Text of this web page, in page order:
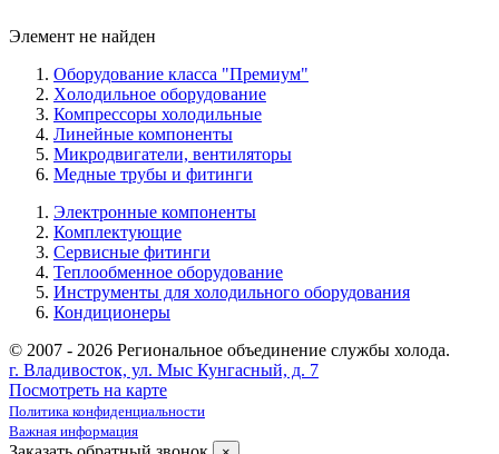
Элемент не найден
Оборудование класса "Премиум"
Xолодильное оборудование
Компрессоры холодильные
Линейные компоненты
Микродвигатели, вентиляторы
Медные трубы и фитинги
Электронные компоненты
Комплектующие
Сервисные фитинги
Теплообменное оборудование
Инструменты для холодильного оборудования
Кондиционеры
© 2007 - 2026 Региональное объединение службы холода.
г. Владивосток, ул. Мыс Кунгасный, д. 7
Посмотреть на карте
Политика конфиденциальности
Важная информация